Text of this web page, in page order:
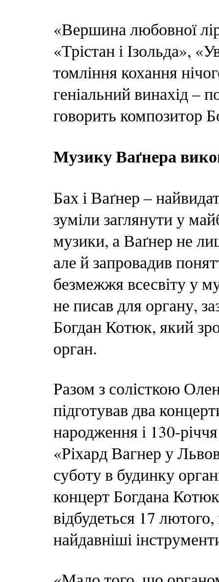
«Вершина любовної
«Трістан і Ізольда»,
томління кохання
геніальний винахід –
говорить композитор
Музику Ваґнера
Бах і Ваґнер –
зуміли заглянути у
музики, а Ваґнер не
але й запровадив
безмежжя всесвіту у
не писав для органу,
Богдан Котюк, який
орган.
Разом з солісткою
підготував два
народження і 130-
«Ріхард Вагнер у
суботу в будинку
концерт Богдана
відбудеться 17 лютого,
найдавніші